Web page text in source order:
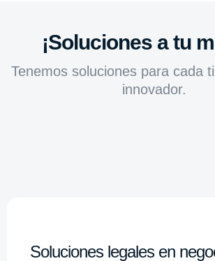
¡Soluciones a tu
Tenemos soluciones para cada
innovador.
Soluciones legales en